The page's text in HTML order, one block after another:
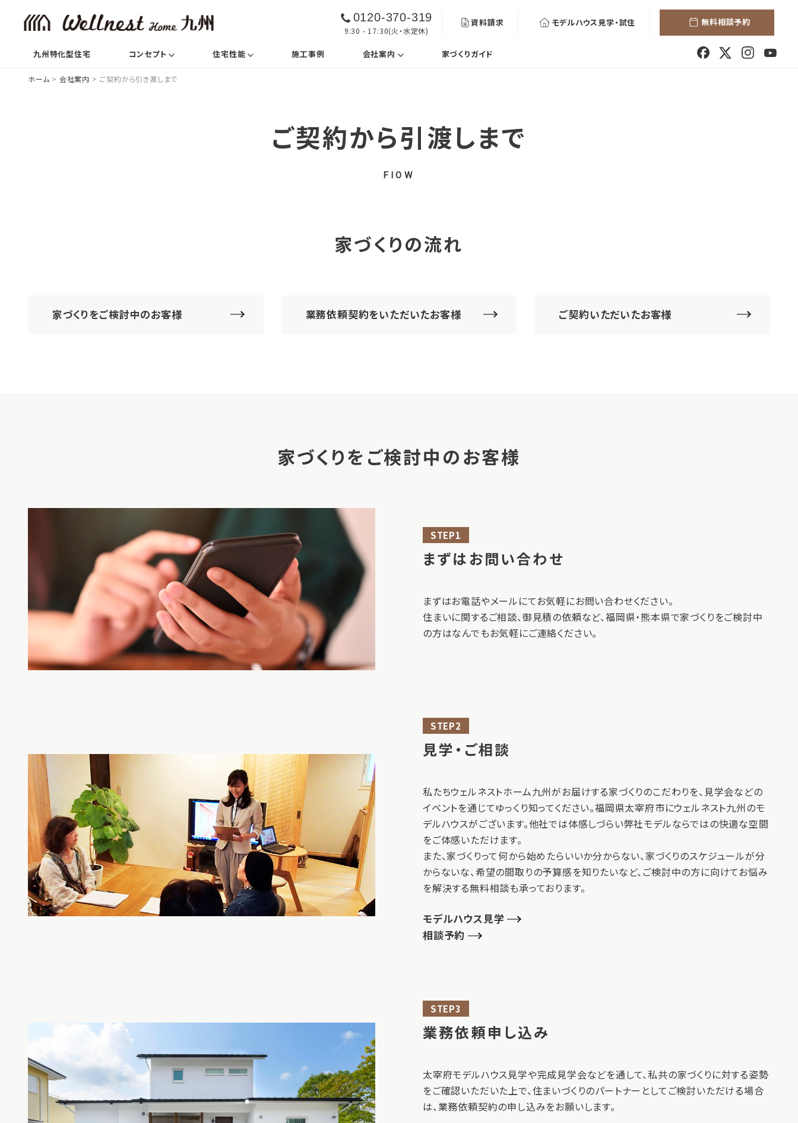
0120-370-319
9:30 - 17:30(火・水定休)
資料請求 モデルハウス見学・試住 無料相談予約
九州特化型住宅 コンセプト (current)住宅性能 (current)施工事例 会社案内 (current)家づくりガイド
ホーム > 会社案内 > ご契約から引き渡しまで
ご契約から引渡しまで
FlOW
家づくりの流れ
家づくりをご検討中のお客様 業務依頼契約をいただいたお客様 ご契約いただいたお客様
家づくりをご検討中のお客様
STEP1
まずはお問い合わせ
まずはお電話やメールにてお気軽にお問い合わせください。
住まいに関するご相談、御見積の依頼など、福岡県・熊本県で家づくりをご検討中
の方はなんでもお気軽にご連絡ください。
STEP2
見学・ご相談
私たちウェルネストホーム九州がお届けする家づくりのこだわりを、見学会などの
イベントを通じてゆっくり知ってください。福岡県太宰府市にウェルネスト九州のモ
デルハウスがございます。他社では体感しづらい弊社モデルならではの快適な空間
をご体感いただけます。
また、家づくりって何から始めたらいいか分からない、家づくりのスケジュールが分
からないな、希望の間取りの予算感を知りたいなど、ご検討中の方に向けてお悩み
を解決する無料相談も承っております。
モデルハウス見学
相談予約
STEP3
業務依頼申し込み
太宰府モデルハウス見学や完成見学会などを通して、私共の家づくりに対する姿勢
をご確認いただいた上で、住まいづくりのパートナーとしてご検討いただける場合
は、業務依頼契約の申し込みをお願いします。